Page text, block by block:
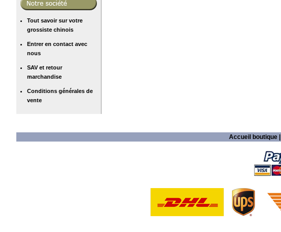
Tout savoir sur votre
grossiste chinois
Entrer en contact avec
nous
SAV et retour
marchandise
Conditions générales de
vente
Accueil boutique |